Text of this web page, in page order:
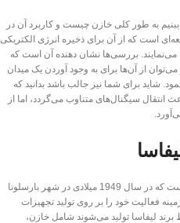
به طور کلی خازن چیست و کاربرد آن در
است که از آن برای ذخیره انرژی الکتریکی
می‌نمایند. بررسی‌ها نشان دهنده آن است که
از آن‌ها برای به وجود آوردن یک میدان
شاید برای شما نیز جالب باشد بدانید که
انتقال سیگنال‌های متناوب می‌گردد، اما از
لیفاسا(LIFASA) در واقع نام یک برند تجاری است که در سال 1949 میلادی در شهر بارسلونا
فعالیت خود را بر روی تولید تجهیزات
لیفاسا تولید می‌شوند شامل خازن،